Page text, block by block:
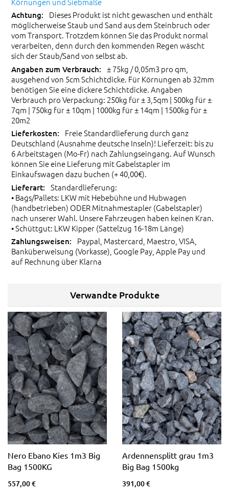
Dieses Produkt ist nicht gewaschen und enthält
möglicherweise Staub und Sand aus dem Steinbruch oder
vom Transport. Trotzdem können Sie das Produkt normal
verarbeiten, denn durch den kommenden Regen wäscht
sich der Staub/Sand von selbst ab.
± 75kg / 0,05m3 pro qm,
ausgehend von 5cm Schichtdicke. Für Körnungen ab 32mm
benötigen Sie eine dickere Schichtdicke. Angaben
Verbrauch pro Verpackung: 250kg für ± 3,5qm | 500kg für ±
7qm | 750kg für ± 10qm | 1000kg für ± 14qm | 1500kg für ±
20m2
Freie Standardlieferung durch ganz
Deutschland (Ausnahme deutsche Inseln)! Lieferzeit: bis zu
6 Arbeitstagen (Mo-Fr) nach Zahlungseingang. Auf Wunsch
können Sie eine Lieferung mit Gabelstapler im
Einkaufswagen dazu buchen (+ 40,00€).
Standardlieferung:
• Bags/Pallets: LKW mit Hebebühne und Hubwagen
(handbetrieben) ODER Mitnahmestapler (Gabelstapler)
nach unserer Wahl. Unsere Fahrzeugen haben keinen Kran.
• Schüttgut: LKW Kipper (Sattelzug 16-18m Länge)
Paypal, Mastercard, Maestro, VISA,
Banküberweisung (Vorkasse), Google Pay, Apple Pay und
auf Rechnung über Klarna
Verwandte Produkte
Nero Ebano Kies 1m3 Big
Bag 1500KG
557,00 €
Ardennensplitt grau 1m3
Big Bag 1500kg
391,00 €